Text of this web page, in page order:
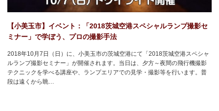
【小美玉市】イベント：「2018茨城空港スペシャルランプ撮影セ
ミナー」で学ぼう、プロの撮影手法
2018年10月7日（日）に、小美玉市の茨城空港にて「2018茨城空港スペシャ
ルランプ撮影セミナー」が開催されます。当日は、夕方～夜間の飛行機撮影
テクニックを学べる講座や、ランプエリアでの見学・撮影等を行います。普
段は遠くから眺…